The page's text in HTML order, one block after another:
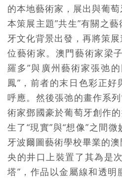
的本地藝術家，展出與葡
本策展主題”共生”有關之
牙文化背景出發，再將策
位藝術家。澳門藝術家梁
羅多”與廣州藝術家張弛
鳳”，前者的末日色彩正
呼應。然後張弛的畫作系
術家鄧國豪於葡萄牙創作
生了“現實”與“想像”之間
牙波爾圖藝術學校畢業的
央的井口上裝置了其為是
塔”，作品以金屬線和透明